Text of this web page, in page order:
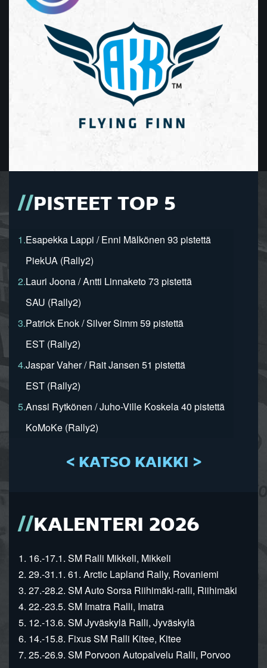
PISTEET TOP 5
1.Esapekka Lappi / Enni Mälkönen 93 pistettä
PiekUA (Rally2)
2.Lauri Joona / Antti Linnaketo 73 pistettä
SAU (Rally2)
3.Patrick Enok / Silver Simm 59 pistettä
EST (Rally2)
4.Jaspar Vaher / Rait Jansen 51 pistettä
EST (Rally2)
5.Anssi Rytkönen / Juho-Ville Koskela 40 pistettä
KoMoKe (Rally2)
< KATSO KAIKKI >
KALENTERI 2026
1. 16.-17.1. SM Ralli Mikkeli, Mikkeli
2. 29.-31.1. 61. Arctic Lapland Rally, Rovaniemi
3. 27.-28.2. SM Auto Sorsa Riihimäki-ralli, Riihimäki
4. 22.-23.5. SM Imatra Ralli, Imatra
5. 12.-13.6. SM Jyväskylä Ralli, Jyväskylä
6. 14.-15.8. Fixus SM Ralli Kitee, Kitee
7. 25.-26.9. SM Porvoon Autopalvelu Ralli, Porvoo